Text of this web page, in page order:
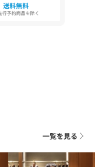
一覧を見る